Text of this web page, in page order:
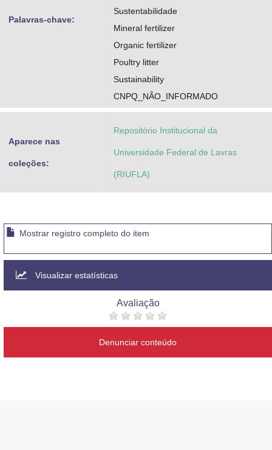
Palavras-chave:
Sustentabilidade
Mineral fertilizer
Organic fertilizer
Poultry litter
Sustainability
CNPQ_NÃO_INFORMADO
Aparece nas
coleções:
Repositório Institucional da
Universidade Federal de Lavras
(RIUFLA)
Mostrar registro completo do item
Visualizar estatísticas
Avaliação
Denunciar conteúdo